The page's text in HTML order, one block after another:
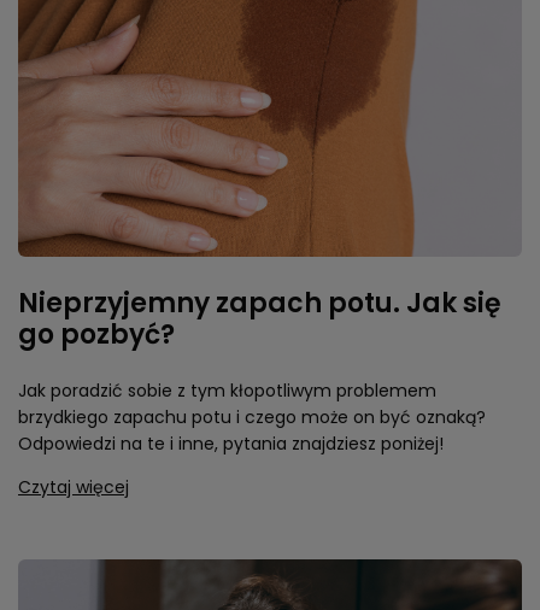
Nieprzyjemny zapach potu. Jak się
go pozbyć?
Jak poradzić sobie z tym kłopotliwym problemem
brzydkiego zapachu potu i czego może on być oznaką?
Odpowiedzi na te i inne, pytania znajdziesz poniżej!
Czytaj więcej